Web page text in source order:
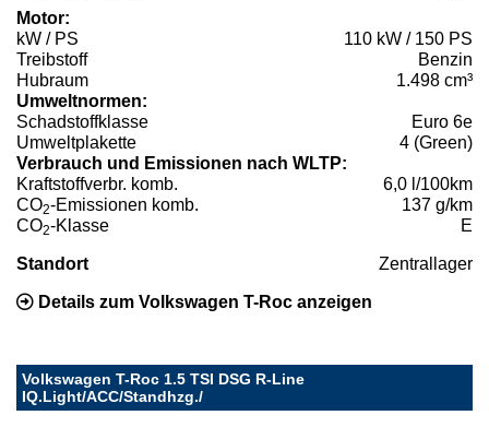
Motor:
kW / PS
110 kW / 150 PS
Treibstoff
Benzin
Hubraum
1.498 cm³
Umweltnormen:
Schadstoffklasse
Euro 6e
Umweltplakette
4 (Green)
Verbrauch und Emissionen nach WLTP:
Kraftstoffverbr. komb.
6,0 l/100km
CO2-Emissionen komb.
137 g/km
CO2-Klasse E
Standort Zentrallager
Details zum Volkswagen T-Roc anzeigen
Volkswagen T-Roc 1.5 TSI DSG R-Line
IQ.Light/ACC/Standhzg./